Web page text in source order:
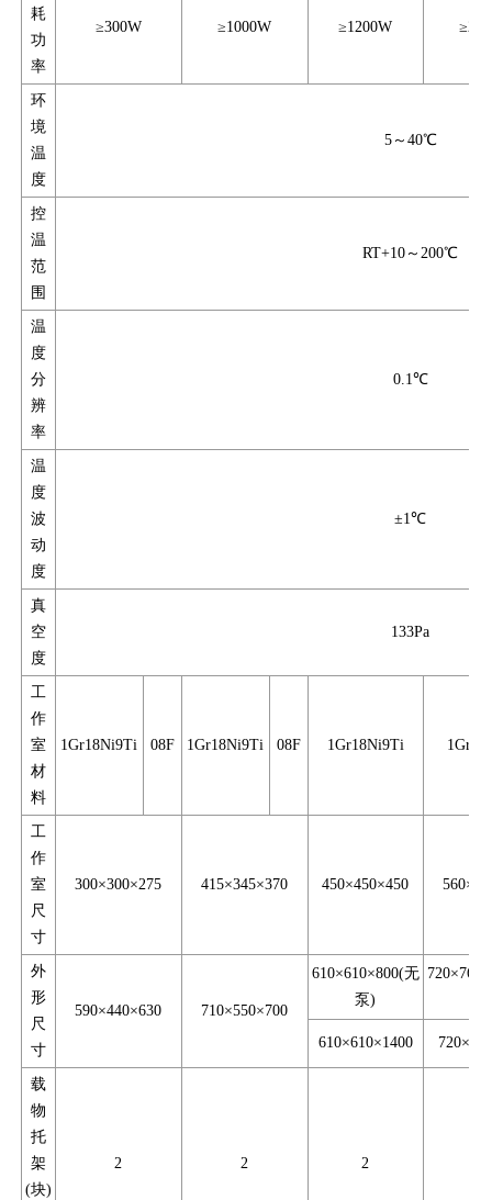
耗
功
率
≥300W ≥1000W ≥1200W
环
境
温
度
5～40℃
控
温
范
围
RT+10～200℃
温
度
分
辨
率
0.1℃
温
度
波
动
度
±1℃
真
空
度
133Pa
工
作
室
材
料
1Gr18Ni9Ti 08F 1Gr18Ni9Ti 08F 1Gr18Ni9Ti
工
作
室
尺
寸
300×300×275 415×345×370 450×450×450
外
形
尺
寸
590×440×630 710×550×700
610×610×800(无
泵)
610×610×1400
载
物
托
架
(块)
2 2 2